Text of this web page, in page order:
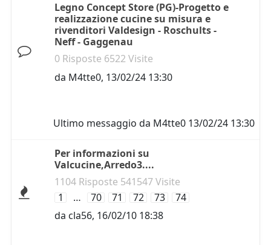
Legno Concept Store (PG)-Progetto e
realizzazione cucine su misura e
rivenditori Valdesign - Roschults -
Neff - Gaggenau
0 Risposte 6522 Visite
da M4tte0, 13/02/24 13:30
Ultimo messaggio da M4tte0 13/02/24 13:30
Per informazioni su
Valcucine,Arredo3....
1104 Risposte 541547 Visite
1
… 70 71 72 73
74
da cla56, 16/02/10 18:38